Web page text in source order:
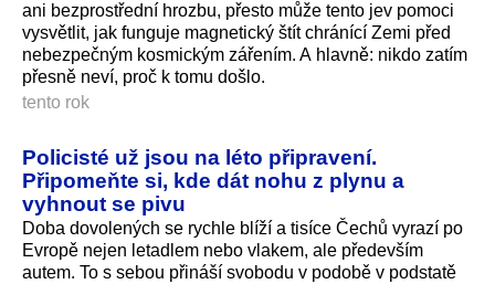
ani bezprostřední hrozbu, přesto může tento jev pomoci
vysvětlit, jak funguje magnetický štít chránící Zemi před
nebezpečným kosmickým zářením. A hlavně: nikdo zatím
přesně neví, proč k tomu došlo.
tento rok
Policisté už jsou na léto připravení.
Připomeňte si, kde dát nohu z plynu a
vyhnout se pivu
Doba dovolených se rychle blíží a tisíce Čechů vyrazí po
Evropě nejen letadlem nebo vlakem, ale především
autem. To s sebou přináší svobodu v podobě v podstatě